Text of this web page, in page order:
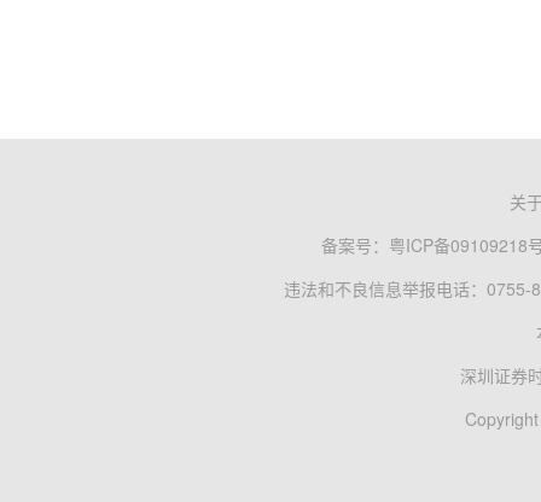
关
备案号： 粤ICP备09109218
违法和不良信息举报电话：0755-
深圳证券